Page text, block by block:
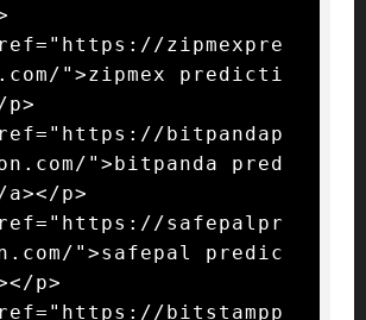
zipmexpre
">zipmex predicti
p>
bitpandap
">bitpanda pred
p>
safepalpr
">safepal predic
p>
bitstampp